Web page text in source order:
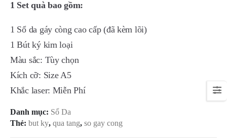
1 Set quà bao gồm:
1 Sổ da gáy còng cao cấp (đã kèm lõi)
1 Bút ký kim loại
Màu sắc: Tùy chọn
Kích cỡ: Size A5
Khắc laser: Miễn Phí
Danh mục: Sổ Da
Thẻ: but ky, qua tang, so gay cong